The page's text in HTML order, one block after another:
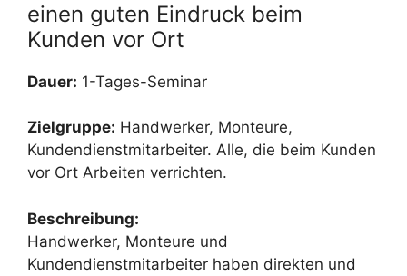
einen guten Eindruck beim
Kunden vor Ort
Dauer: 1-Tages-Seminar
Zielgruppe: Handwerker, Monteure,
Kundendienstmitarbeiter. Alle, die beim Kunden
vor Ort Arbeiten verrichten.
Beschreibung:
Handwerker, Monteure und
Kundendienstmitarbeiter haben direkten und